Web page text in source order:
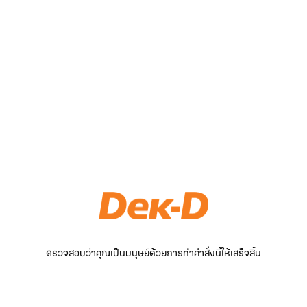
ตรวจสอบว่าคุณเป็นมนุษย์ด้วยการทำคำสั่งนี้ให้เสร็จสิ้น